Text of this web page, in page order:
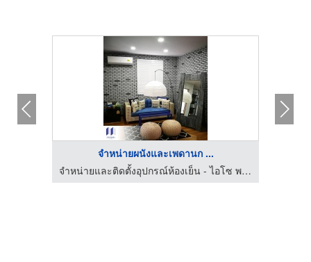
จำหน่ายผนังและเพดานก ...
จำหน่ายและติดตั้งอุปกรณ์ห้องเย็น - ไอโซ พาแนล